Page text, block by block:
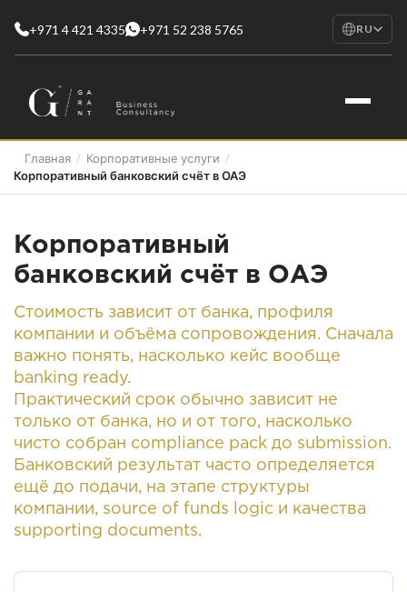
+971 4 421 4335 +971 52 238 5765 RU
AR
Главная / Корпоративные услуги /
Корпоративный банковский счёт в ОАЭ
Корпоративный
банковский счёт в ОАЭ
Стоимость зависит от банка, профиля
компании и объёма сопровождения. Сначала
важно понять, насколько кейс вообще
banking ready.
Практический срок обычно зависит не
только от банка, но и от того, насколько
чисто собран compliance pack до submission.
Банковский результат часто определяется
ещё до подачи, на этапе структуры
компании, source of funds logic и качества
supporting documents.